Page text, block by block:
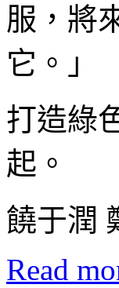
服，將
它。」
打造綠
起。
饒于潤
Read